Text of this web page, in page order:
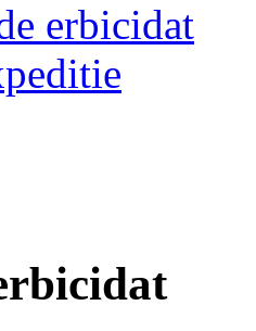
erbicidat